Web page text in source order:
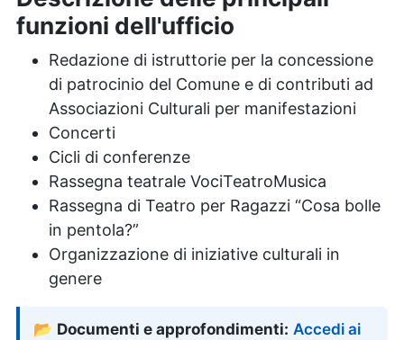
funzioni dell'ufficio
Redazione di istruttorie per la concessione
di patrocinio del Comune e di contributi ad
Associazioni Culturali per manifestazioni
Concerti
Cicli di conferenze
Rassegna teatrale VociTeatroMusica
Rassegna di Teatro per Ragazzi “Cosa bolle
in pentola?”
Organizzazione di iniziative culturali in
genere
📂 Documenti e approfondimenti: Accedi ai